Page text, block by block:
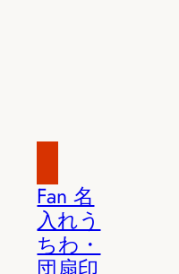
Fan 名
入れう
ちわ・